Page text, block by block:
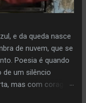
e da queda nasce
de nuvem, que se
Poesia é quando
de um silêncio
mas com coragem